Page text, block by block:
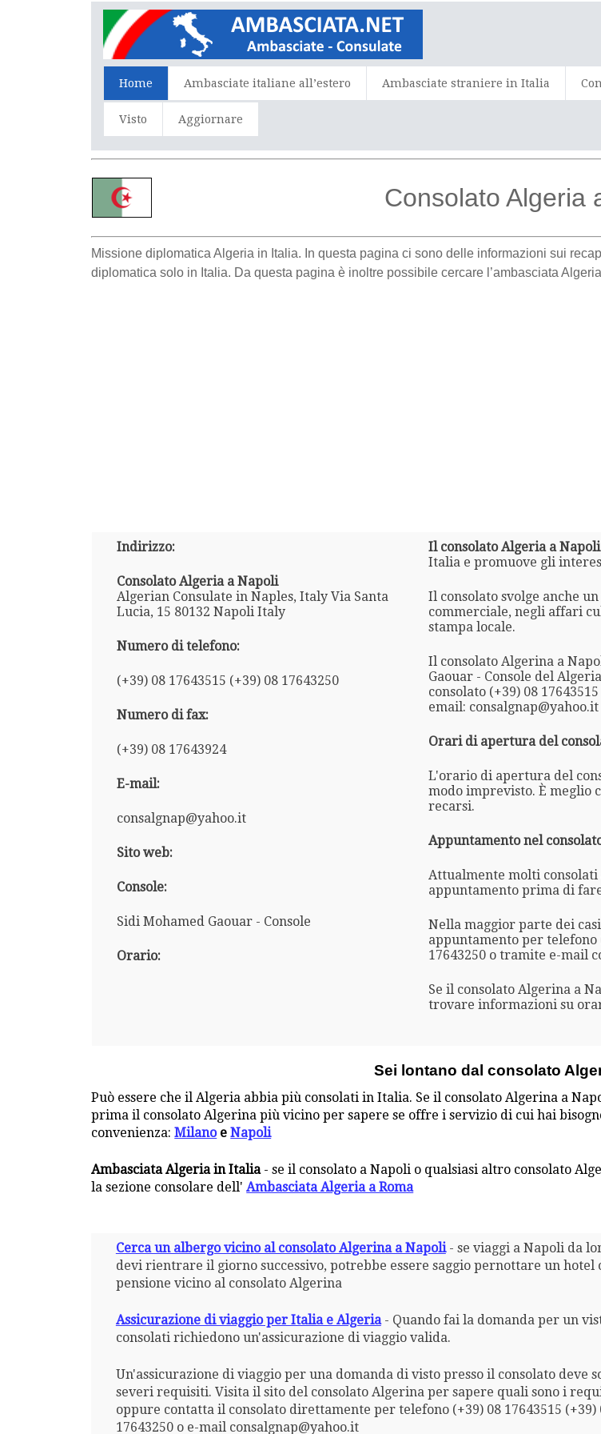
Home Ambasciate italiane all’estero Ambasciate straniere in Italia
Visto Aggiornare
Consolato Algeria
Missione diplomatica Algeria in Italia. In questa pagina ci sono delle informazioni sui
diplomatica solo in Italia. Da questa pagina è inoltre possibile cercare l’ambasciata
Indirizzo:
Consolato Algeria a Napoli
Algerian Consulate in Naples, Italy Via Santa
Lucia, 15 80132 Napoli Italy
Numero di telefono:
(+39) 08 17643515 (+39) 08 17643250
Numero di fax:
(+39) 08 17643924
E-mail:
consalgnap@yahoo.it
Sito web:
Console:
Sidi Mohamed Gaouar - Console
Orario:
Il consolato Algeria a Napoli
Italia e promuove gli
Il consolato svolge anche
commerciale, negli affari
stampa locale.
Il consolato Algerina a
Gaouar - Console del
consolato (+39) 08
email: consalgnap@yahoo.it
Orari di apertura del
L'orario di apertura del
modo imprevisto. È meglio
recarsi.
Appuntamento nel
Attualmente molti
appuntamento prima di
Nella maggior parte dei
appuntamento per telefono
17643250 o tramite e-mail
Se il consolato Algerina a
trovare informazioni su
Sei lontano dal consolato
Può essere che il Algeria abbia più consolati in Italia. Se il consolato Algerina a
prima il consolato Algerina più vicino per sapere se offre i servizio di cui hai
convenienza:MilanoeNapoli
Ambasciata Algeria in Italia- se il consolato a Napoli o qualsiasi altro consolato
la sezione consolare dell'Ambasciata Algeria a Roma
Cerca un albergo vicino al consolato Algerina a Napoli- se viaggi a Napoli da
devi rientrare il giorno successivo, potrebbe essere saggio pernottare un hotel
pensione vicino al consolato Algerina
Assicurazione di viaggio per Italia e Algeria- Quando fai la domanda per un
consolati richiedono un'assicurazione di viaggio valida.
Un'assicurazione di viaggio per una domanda di visto presso il consolato deve
severi requisiti. Visita il sito del consolato Algerina per sapere quali sono i
oppure contatta il consolato direttamente per telefono (+39) 08 17643515 (+39)
17643250 o e-mail consalgnap@yahoo.it